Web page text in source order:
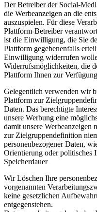
Der Betreiber der Social-
die Werbeanzeigen an die
auszuspielen. Für diese
Plattform-Betreiber
ist die Einwilligung, die Sie
Plattform gegebenenfalls
Einwilligung widerrufen
Widerrufsmöglichkeiten, die
Plattform Ihnen zur
Gelegentlich verwenden wir
Plattform zur
Daten. Das berechtigte
unsere Werbung eine
damit unsere Werbeanzeigen
zur Zielgruppendefinition
personenbezogener Daten,
Orientierung oder politisches
Speicherdauer
Wir Löschen Ihre
vorgenannten
keine gesetzlichen
entgegenstehen.